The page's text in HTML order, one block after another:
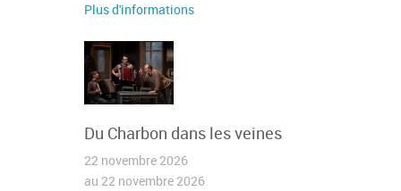
Plus d'informations
Du Charbon dans les veines
22 novembre 2026
au 22 novembre 2026